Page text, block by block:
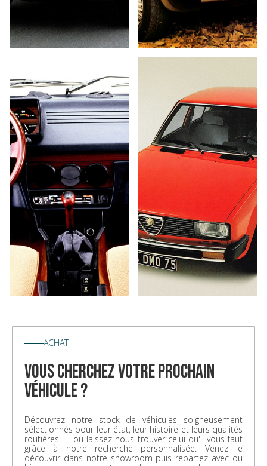
ACHAT
vous cherchez votre prochain
véhicule ?
Découvrez notre stock de véhicules soigneusement
sélectionnés pour leur état, leur histoire et leurs qualités
routières — ou laissez-nous trouver celui qu'il vous faut
grâce à notre recherche personnalisée. Venez le
découvrir dans notre showroom puis repartez avec ou